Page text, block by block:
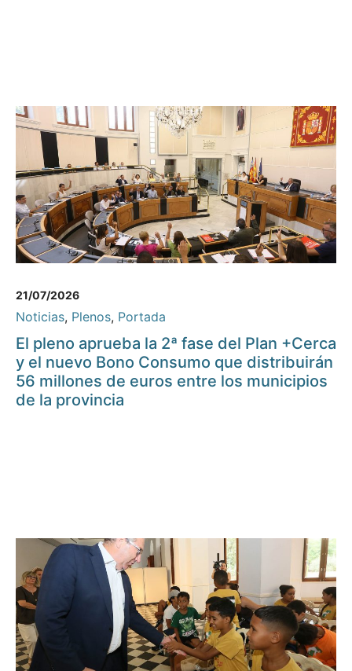
21/07/2026
Noticias, Plenos, Portada
El pleno aprueba la 2ª fase del Plan +Cerca
y el nuevo Bono Consumo que distribuirán
56 millones de euros entre los municipios
de la provincia